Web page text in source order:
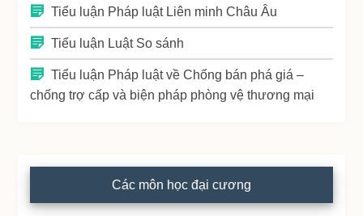
Tiểu luận Pháp luật Liên minh Châu Âu
Tiểu luận Luật So sánh
Tiểu luận Pháp luật về Chống bán phá giá –
chống trợ cấp và biện pháp phòng vệ thương mại
Các môn học đại cương